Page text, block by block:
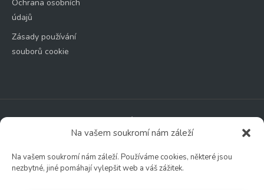
Na vašem soukromí nám záleží
Na vašem soukromí nám záleží. Používáme cookies, některé jsou
nezbytné, jiné pomáhají vylepšit web a váš zážitek.
Ochrana osobních
údajů
Zásady používání
souborů cookie
Zahradní centrum
🕑 Po – Čt: 9:00 – 17:00
🕑 Pá – So: 9:00 – 18:00
🚫 Neděle: ZAVŘENO